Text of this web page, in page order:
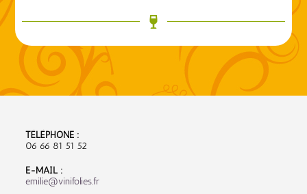
TÉLÉPHONE :
06 66 81 51 52
E-MAIL :
emilie@vinifolies.fr